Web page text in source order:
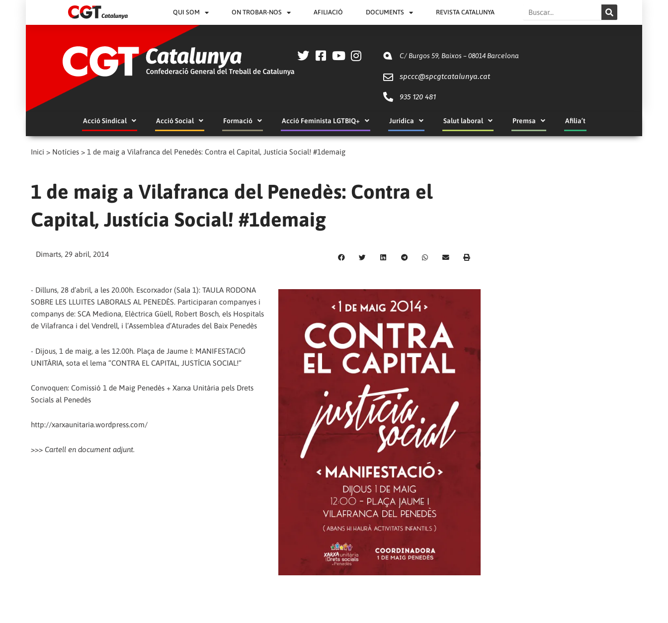
QUI SOM ON TROBAR-NOS AFILIACIÓ DOCUMENTS REVISTA CATALUNYA Search
C/ Burgos 59, Baixos – 08014 Barcelona
spccc@spcgtcatalunya.cat
935 120 481
Acció Sindical Acció Social Formació Acció Feminista LGTBIQ+ Jurídica Salut laboral Premsa Afilia’t
Inici > Notícies > 1 de maig a Vilafranca del Penedès: Contra el Capital, Justícia Social! #1demaig
1 de maig a Vilafranca del Penedès: Contra el
Capital, Justícia Social! #1demaig
Dimarts, 29 abril, 2014
- Dilluns, 28 d’abril, a les 20.00h. Escorxador (Sala 1): TAULA RODONA
SOBRE LES LLUITES LABORALS AL PENEDÈS. Participaran companyes i
companys de: SCA Mediona, Elèctrica Güell, Robert Bosch, els Hospitals
de Vilafranca i del Vendrell, i l’Assemblea d’Aturades del Baix Penedès
- Dijous, 1 de maig, a les 12.00h. Plaça de Jaume I: MANIFESTACIÓ
UNITÀRIA, sota el lema “CONTRA EL CAPITAL, JUSTÍCIA SOCIAL!“
Convoquen: Comissió 1 de Maig Penedès + Xarxa Unitària pels Drets
Socials al Penedès
http://xarxaunitaria.wordpress.com/
>>> Cartell en document adjunt.